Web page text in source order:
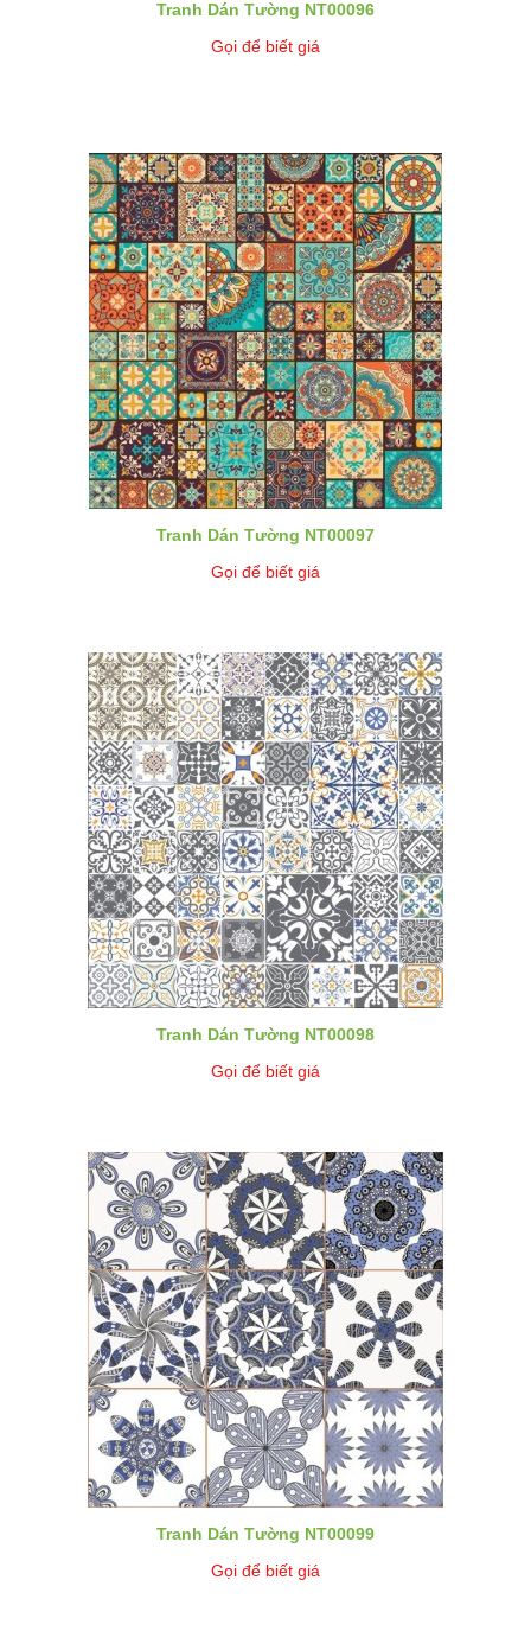
Tranh Dán Tường NT00096
Gọi để biết giá
Tranh Dán Tường NT00097
Gọi để biết giá
Tranh Dán Tường NT00098
Gọi để biết giá
Tranh Dán Tường NT00099
Gọi để biết giá